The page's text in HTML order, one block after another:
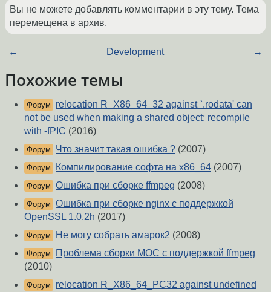
Вы не можете добавлять комментарии в эту тему. Тема
перемещена в архив.
← Development →
Похожие темы
Форум
relocation R_X86_64_32 against `.rodata' can
not be used when making a shared object; recompile
with -fPIC (2016)
Форум Что значит такая ошибка ? (2007)
Форум Компилирование софта на x86_64 (2007)
Форум Ошибка при сборке ffmpeg (2008)
Форум Ошибка при сборке nginx с поддержкой
OpenSSL 1.0.2h (2017)
Форум Не могу собрать амарок2 (2008)
Форум
Проблема сборки MOC с поддержкой ffmpeg
(2010)
Форум relocation R_X86_64_PC32 against undefined